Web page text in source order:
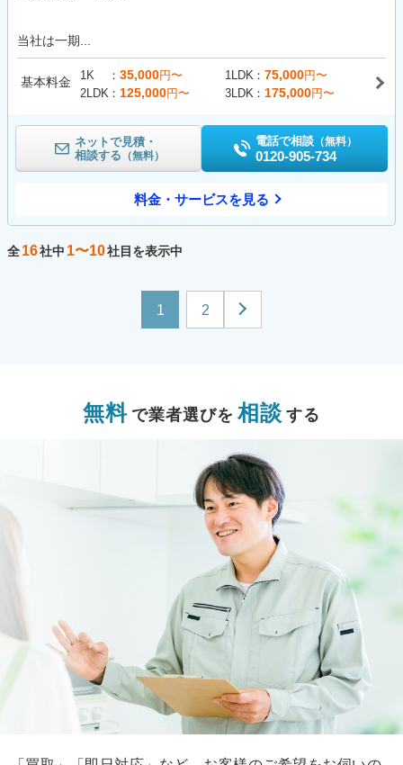
当社は一期...
基本料金 1K 35,000円〜 1LDK 75,000円〜
2LDK
125,000円〜 3LDK 175,000円〜
ネットで見積・
相談する （無料）
電話で相談 （無料）
0120-905-734
料金・サービスを見る
全16社中 1〜10社目を表示中
1 2
無料 で業者選びを 相談 する